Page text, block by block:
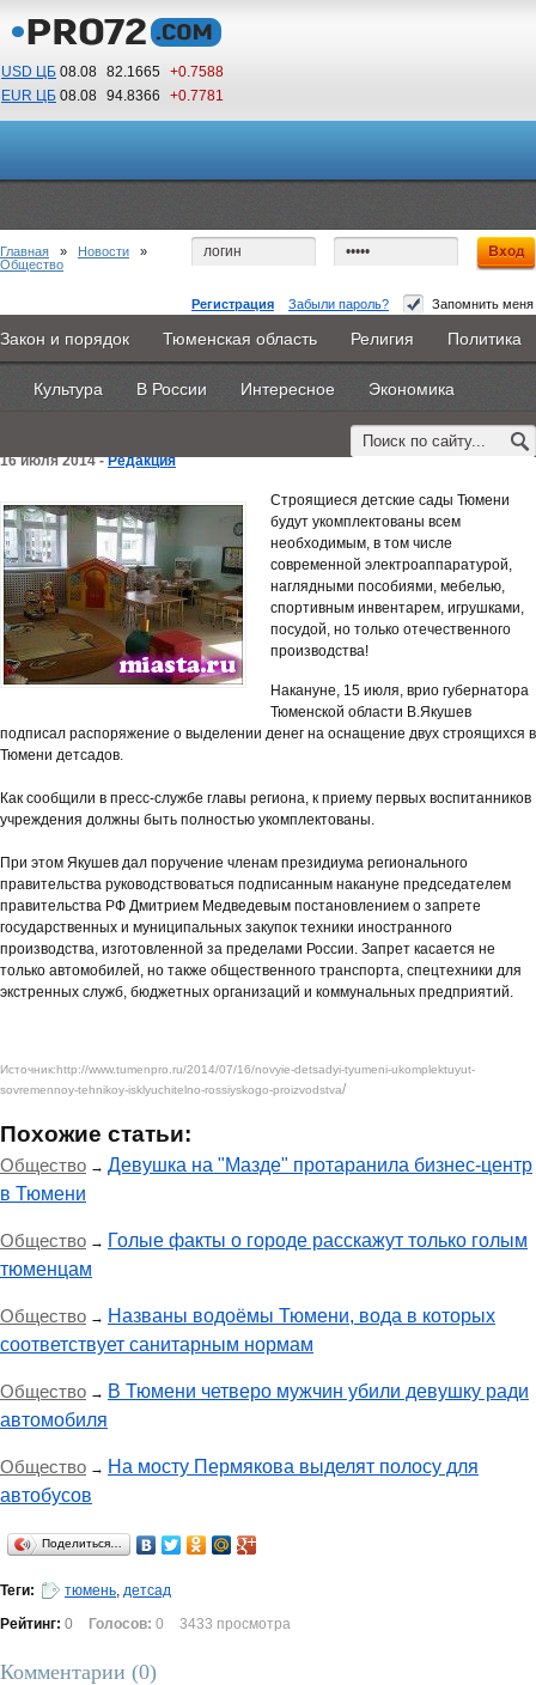
USD ЦБ 08.08 82.1665 +0.7588
EUR ЦБ 08.08 94.8366 +0.7781
16 38
По Гринвичу (GMT +5)
Регистрация Забыли пароль? Запомнить меня
Главная Новости Объявления КНИГИ ВестиNet
Каталоги 9PS Прочее
Закон и порядок Тюменская область Религия Политика
Культура В России Интересное Экономика
Главная » Новости »
Общество
Новые детсады Тюмени укомплектуют
современной техникой исключительно
16 июля 2014 -Редакция
Строящиеся детские сады Тюмени
будут укомплектованы всем
необходимым, в том числе
современной электроаппаратурой,
наглядными пособиями, мебелью,
спортивным инвентарем, игрушками,
посудой, но только отечественного
производства!
Накануне, 15 июля, врио губернатора
Тюменской области В.Якушев
подписал распоряжение о выделении денег на оснащение двух строящихся в
Тюмени детсадов.
Как сообщили в пресс-службе главы региона, к приему первых воспитанников
учреждения должны быть полностью укомплектованы.
При этом Якушев дал поручение членам президиума регионального
правительства руководствоваться подписанным накануне председателем
правительства РФ Дмитрием Медведевым постановлением о запрете
государственных и муниципальных закупок техники иностранного
производства, изготовленной за пределами России. Запрет касается не
только автомобилей, но также общественного транспорта, спецтехники для
экстренных служб, бюджетных организаций и коммунальных предприятий.
Источник:http://www.tumenpro.ru/2014/07/16/novyie-detsadyi-tyumeni-ukomplektuyut-
sovremennoy-tehnikoy-isklyuchitelno-rossiyskogo-proizvodstva/
Похожие статьи:
Общество → Девушка на "Мазде" протаранила бизнес-центр
в Тюмени
Общество → Голые факты о городе расскажут только голым
тюменцам
Общество → Названы водоёмы Тюмени, вода в которых
соответствует санитарным нормам
Общество → В Тюмени четверо мужчин убили девушку ради
автомобиля
Общество → На мосту Пермякова выделят полосу для
автобусов
Поделиться…
Теги: тюмень, детсад
Рейтинг: 0 Голосов: 0 3433 просмотра
Комментарии (0)